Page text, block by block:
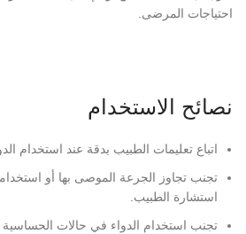
احتياجات المرضى.
نصائح الاستخدام
اتباع تعليمات الطبيب بدقة عند استخدام
تجنب تجاوز الجرعة الموصى بها أو
استشارة الطبيب.
تجنب استخدام الدواء في حالات الحساسية